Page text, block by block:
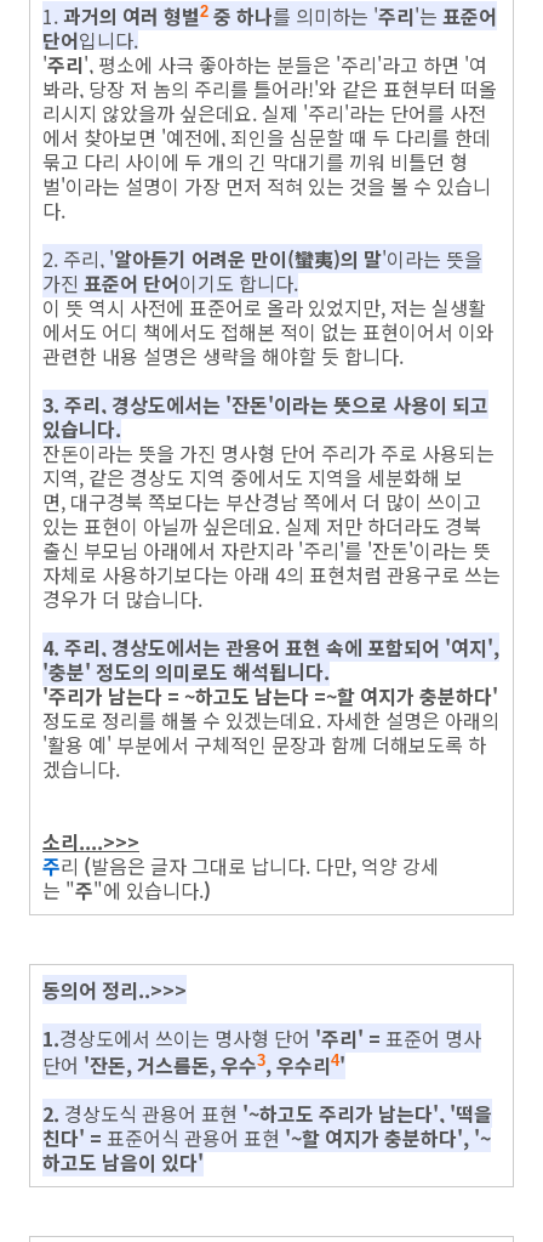
1. 과거의 여러 형벌2 중 하나를 의미하는 '주리'는 표준어
단어입니다.
'주리', 평소에 사극 좋아하는 분들은 '주리'라고 하면 '여
봐라, 당장 저 놈의 주리를 틀어라!'와 같은 표현부터 떠올
리시지 않았을까 싶은데요. 실제 '주리'라는 단어를 사전
에서 찾아보면 '예전에, 죄인을 심문할 때 두 다리를 한데
묶고 다리 사이에 두 개의 긴 막대기를 끼워 비틀던 형
벌'이라는 설명이 가장 먼저 적혀 있는 것을 볼 수 있습니
다.
2. 주리, '알아듣기 어려운 만이(蠻夷)의 말'이라는 뜻을
가진 표준어 단어이기도 합니다.
이 뜻 역시 사전에 표준어로 올라 있었지만, 저는 실생활
에서도 어디 책에서도 접해본 적이 없는 표현이어서 이와
관련한 내용 설명은 생략을 해야할 듯 합니다.
3. 주리, 경상도에서는 '잔돈'이라는 뜻으로 사용이 되고
있습니다.
잔돈이라는 뜻을 가진 명사형 단어 주리가 주로 사용되는
지역, 같은 경상도 지역 중에서도 지역을 세분화해 보
면, 대구경북 쪽보다는 부산경남 쪽에서 더 많이 쓰이고
있는 표현이 아닐까 싶은데요. 실제 저만 하더라도 경북
출신 부모님 아래에서 자란지라 '주리'를 '잔돈'이라는 뜻
자체로 사용하기보다는 아래 4의 표현처럼 관용구로 쓰는
경우가 더 많습니다.
4. 주리, 경상도에서는 관용어 표현 속에 포함되어 '여지',
'충분' 정도의 의미로도 해석됩니다.
'주리가 남는다 = ~하고도 남는다 =~할 여지가 충분하다'
정도로 정리를 해볼 수 있겠는데요. 자세한 설명은 아래의
'활용 예' 부분에서 구체적인 문장과 함께 더해보도록 하
겠습니다.
소리....>>>
주리 (발음은 글자 그대로 납니다. 다만, 억양 강세
는 "주"에 있습니다.)
동의어 정리..>>>
1.경상도에서 쓰이는 명사형 단어 '주리' = 표준어 명사
단어 '잔돈, 거스름돈, 우수3, 우수리4'
2. 경상도식 관용어 표현 '~하고도 주리가 남는다', '떡을
친다' = 표준어식 관용어 표현 '~할 여지가 충분하다', '~
하고도 남음이 있다'